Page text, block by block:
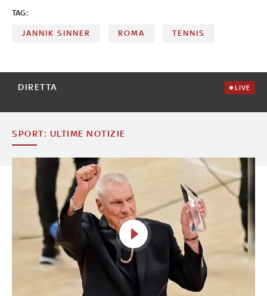
di Federica Villa
TAG:
JANNIK SINNER ROMA TENNIS
DIRETTA LIVE
SPORT: ULTIME NOTIZIE